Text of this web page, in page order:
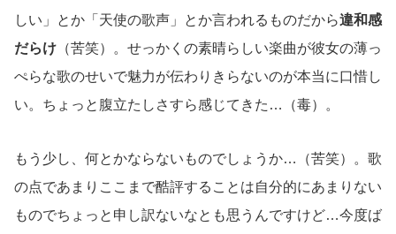
しい」とか「天使の歌声」とか言われるものだから違和感
だらけ （苦笑）。せっかくの素晴らしい楽曲が彼女の薄っ
ぺらな歌のせいで魅力が伝わりきらないのが本当に口惜し
い。ちょっと腹立たしさすら感じてきた…（毒）。
もう少し、何とかならないものでしょうか…（苦笑）。歌
の点であまりここまで酷評することは自分的にあまりない
ものでちょっと申し訳ないなとも思うんですけど…今度ば